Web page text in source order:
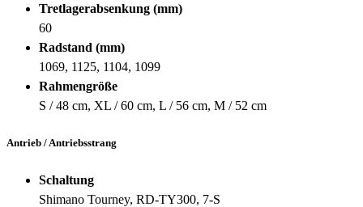
Tretlagerabsenkung (mm)
60
Radstand (mm)
1069, 1125, 1104, 1099
Rahmengröße
S / 48 cm, XL / 60 cm, L / 56 cm, M / 52 cm
Antrieb / Antriebsstrang
Schaltung
Shimano Tourney, RD-TY300, 7-S